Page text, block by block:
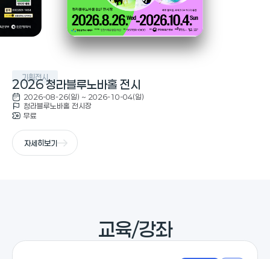
기획전시
2026 청라블루노바홀 전시
2026-08-26(일) ~ 2026-10-04(일)
청라블루노바홀 전시장
무료
자세히보기
교육/강좌